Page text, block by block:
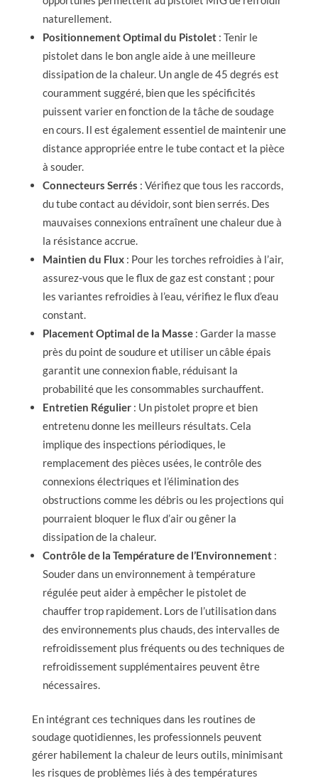
naturellement.
Positionnement Optimal du Pistolet: Tenir le
pistolet dans le bon angle aide à une meilleure
dissipation de la chaleur. Un angle de 45 degrés est
couramment suggéré, bien que les spécificités
puissent varier en fonction de la tâche de soudage
en cours. Il est également essentiel de maintenir une
distance appropriée entre le tube contact et la pièce
à souder.
Connecteurs Serrés : Vérifiez que tous les raccords,
du tube contact au dévidoir, sont bien serrés. Des
mauvaises connexions entraînent une chaleur due à
la résistance accrue.
Maintien du Flux: Pour les torches refroidies à l’air,
assurez-vous que le flux de gaz est constant ; pour
les variantes refroidies à l’eau, vérifiez le flux d’eau
constant.
Placement Optimal de la Masse: Garder la masse
près du point de soudure et utiliser un câble épais
garantit une connexion fiable, réduisant la
probabilité que les consommables surchauffent.
Entretien Régulier: Un pistolet propre et bien
entretenu donne les meilleurs résultats. Cela
implique des inspections périodiques, le
remplacement des pièces usées, le contrôle des
connexions électriques et l’élimination des
obstructions comme les débris ou les projections qui
pourraient bloquer le flux d’air ou gêner la
dissipation de la chaleur.
Contrôle de la Température de l’Environnement:
Souder dans un environnement à température
régulée peut aider à empêcher le pistolet de
chauffer trop rapidement. Lors de l’utilisation dans
des environnements plus chauds, des intervalles de
refroidissement plus fréquents ou des techniques de
refroidissement supplémentaires peuvent être
nécessaires.
En intégrant ces techniques dans les routines de
soudage quotidiennes, les professionnels peuvent
gérer habilement la chaleur de leurs outils, minimisant
les risques de problèmes liés à des températures